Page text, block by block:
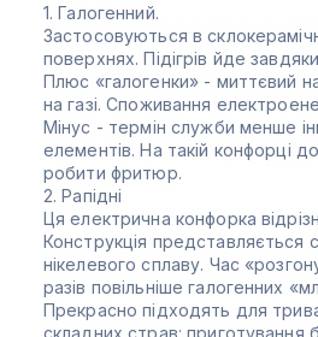
1. Галогенний.
Застосовуються в
поверхнях. Підігрів йде
Плюс «галогенки» - миттєвий
на газі. Споживання
Мінус - термін служби менше
елементів. На такій конфорці
робити фритюр.
2. Рапідні
Ця електрична конфорка
Конструкція представляється
нікелевого сплаву. Час
разів повільніше галогенних
Прекрасно підходять для
складних страв: приготування